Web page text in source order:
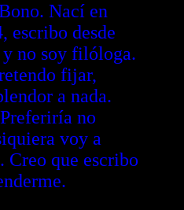
Nací en
escribo desde
no soy filóloga.
fijar,
a nada.
no
voy a
Creo que escribo